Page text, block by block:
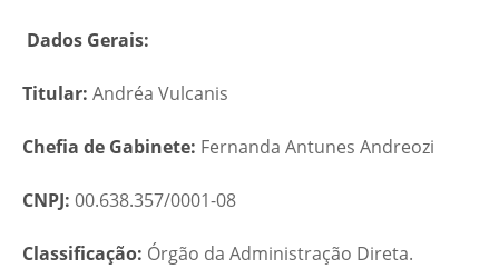
Dados Gerais:
Titular: Andréa Vulcanis
Chefia de Gabinete: Fernanda Antunes Andreozi
CNPJ: 00.638.357/0001-08
Classificação: Órgão da Administração Direta.